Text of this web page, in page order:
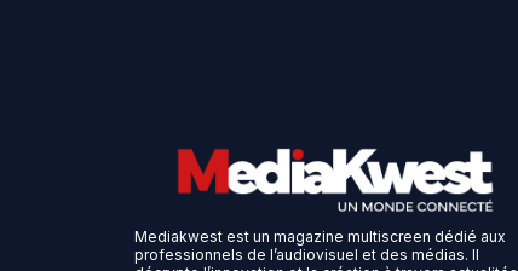
Mediakwest est un magazine multiscreen dédié aux
professionnels de l’audiovisuel et des médias. Il